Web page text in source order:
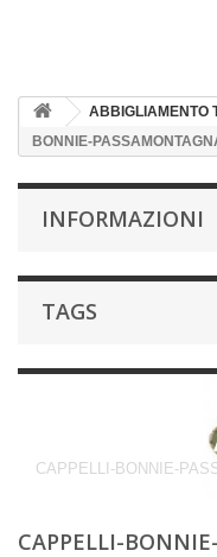
ABBIGLIAMENTO
BONNIE-
INFORMAZIONI
TAGS
CAPPELLI-
CAPPELLI-BONNIE-
CAPPELLI-